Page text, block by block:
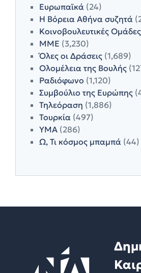
Ευρωπαϊκά (24)
Η Βόρεια Αθήνα συζητά
Κοινοβουλευτικές
ΜΜΕ (3,230)
Όλες οι Δράσεις (1,689)
Ολομέλεια της Βουλής
Ραδιόφωνο (1,120)
Συμβούλιο της Ευρώπης
Τηλεόραση (1,886)
Τουρκία (497)
ΥΜΑ (286)
Ω, Τι κόσμος μπαμπά (44)